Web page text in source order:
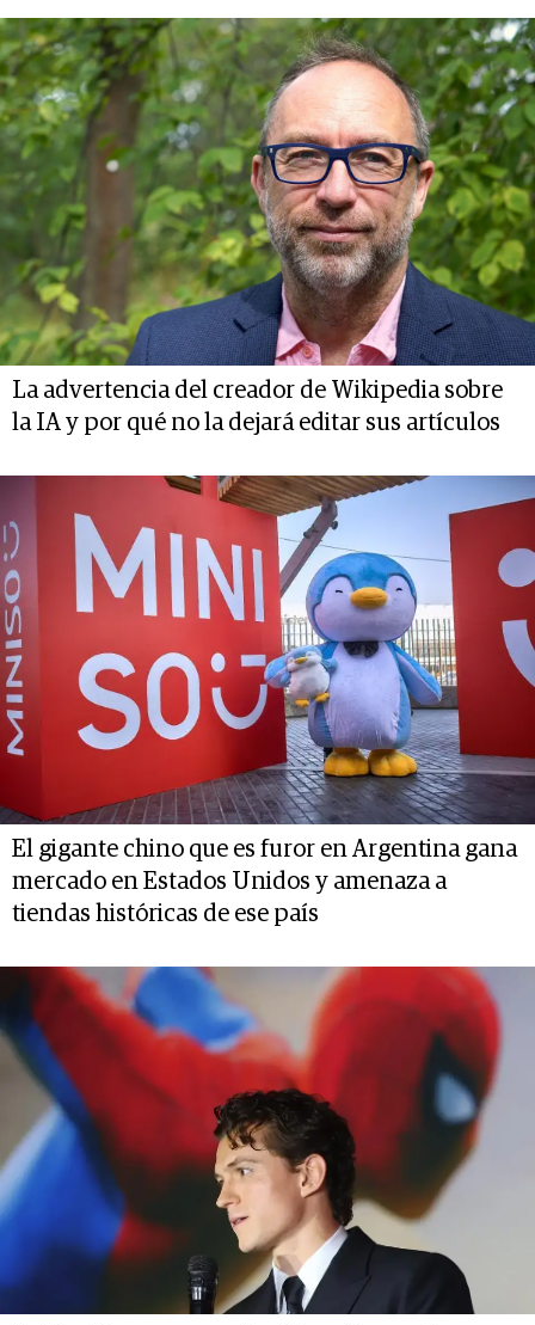
La advertencia del creador de Wikipedia sobre
la IA y por qué no la dejará editar sus artículos
El gigante chino que es furor en Argentina gana
mercado en Estados Unidos y amenaza a
tiendas históricas de ese país